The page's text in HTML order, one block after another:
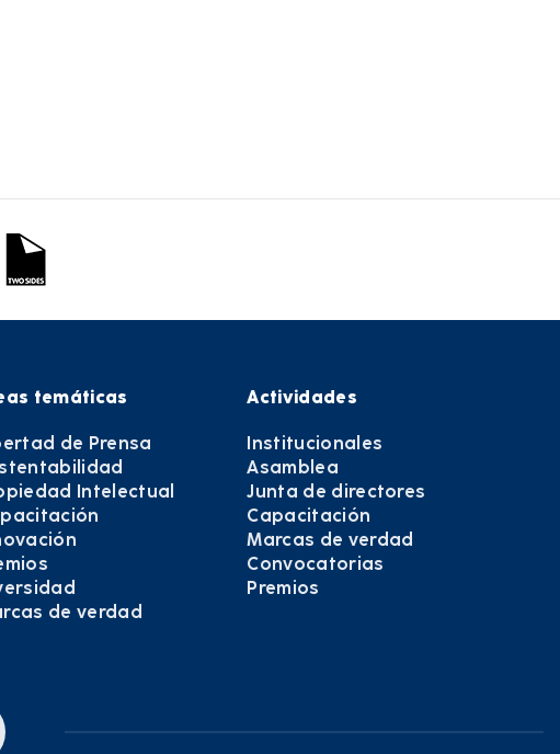
temáticas
de Prensa
Intelectual
de verdad
Actividades
Institucionales
Asamblea
Junta de directores
Capacitación
Marcas de verdad
Convocatorias
Premios